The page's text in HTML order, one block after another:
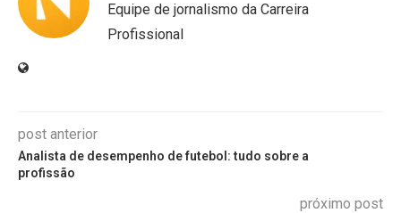
Equipe de jornalismo da Carreira
Profissional
post anterior
Analista de desempenho de futebol: tudo sobre a
profissão
próximo post